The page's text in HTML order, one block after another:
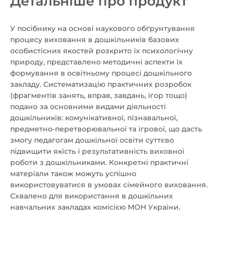
У посібнику на основі наукового обґрунтування
процесу виховання в дошкільників базових
особистісних якостей розкрито їх психологічну
природу, представлено методичні аспекти їх
формування в освітньому процесі дошкільного
закладу. Систематизацію практичних розробок
(фрагментів занять, вправ, завдань, ігор тощо)
подано за основними видами діяльності
дошкільників: комунікативної, пізнавальної,
предметно-перетворювальної та ігрової, що дасть
змогу педагогам дошкільної освіти суттєво
підвищити якість і результативність виховної
роботи з дошкільниками. Конкретні практичні
матеріали також можуть успішно
використовуватися в умовах сімейного виховання.
Схвалено для використання в дошкільних
навчальних закладах комісією МОН України.